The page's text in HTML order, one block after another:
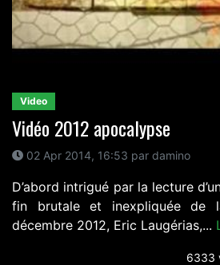
Video
Vidéo 2012 apocalypse
02 Apr 2014, 16:53 par damino
D’abord intrigué par la lecture
fin brutale et inexpliquée de
décembre 2012, Eric Laugérias,...
6333